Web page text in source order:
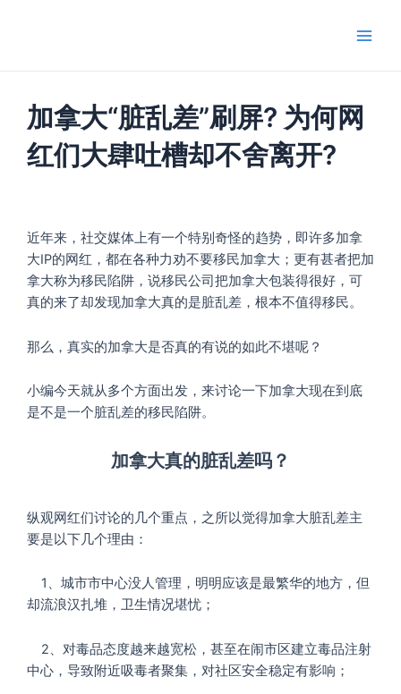
加拿大“脏乱差”刷屏? 为何网
红们大肆吐槽却不舍离开?
近年来，社交媒体上有一个特别奇怪的趋势，即许多加拿
大IP的网红，都在各种力劝不要移民加拿大；更有甚者把加
拿大称为移民陷阱，说移民公司把加拿大包装得很好，可
真的来了却发现加拿大真的是脏乱差，根本不值得移民。
那么，真实的加拿大是否真的有说的如此不堪呢？
小编今天就从多个方面出发，来讨论一下加拿大现在到底
是不是一个脏乱差的移民陷阱。
加拿大真的脏乱差吗？
纵观网红们讨论的几个重点，之所以觉得加拿大脏乱差主
要是以下几个理由：
1、城市市中心没人管理，明明应该是最繁华的地方，但
却流浪汉扎堆，卫生情况堪忧；
2、对毒品态度越来越宽松，甚至在闹市区建立毒品注射
中心，导致附近吸毒者聚集，对社区安全稳定有影响；